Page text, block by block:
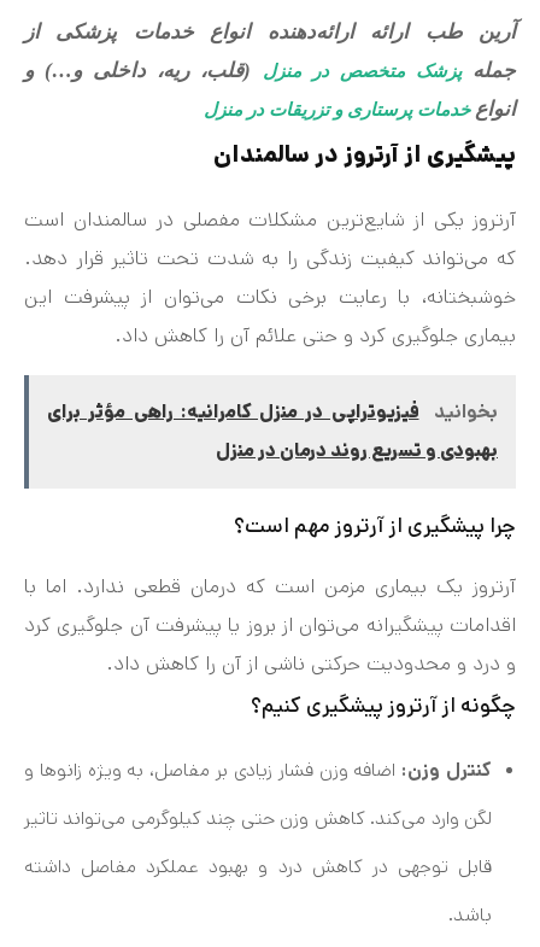
آرین طب ارائه ارائه‌دهنده انواع خدمات پزشکی از
جملهپزشک متخصص در منزل
(قلب، ریه، داخلی و…) و
انواعخدمات پرستاری و تزریقات در منزل
پیشگیری از آرتروز در سالمندان
آرتروز یکی از شایع‌ترین مشکلات مفصلی در سالمندان است
که می‌تواند کیفیت زندگی را به شدت تحت تاثیر قرار دهد.
خوشبختانه، با رعایت برخی نکات می‌توان از پیشرفت این
بیماری جلوگیری کرد و حتی علائم آن را کاهش داد.
بخوانید فیزیوتراپی در منزل کامرانیه: راهی مؤثر برای
بهبودی و تسریع روند درمان در منزل
چرا پیشگیری از آرتروز مهم است؟
آرتروز یک بیماری مزمن است که درمان قطعی ندارد. اما با
اقدامات پیشگیرانه می‌توان از بروز یا پیشرفت آن جلوگیری کرد
و درد و محدودیت حرکتی ناشی از آن را کاهش داد.
چگونه از آرتروز پیشگیری کنیم؟
کنترل وزن: اضافه وزن فشار زیادی بر مفاصل، به ویژه زانوها و
لگن وارد می‌کند. کاهش وزن حتی چند کیلوگرمی می‌تواند تاثیر
قابل توجهی در کاهش درد و بهبود عملکرد مفاصل داشته
باشد.